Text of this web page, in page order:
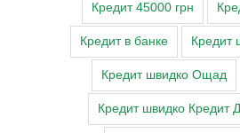
Кредит 45000 грн
Кредит в банке Кредит
Кредит швидко Ощад
Кредит швидко Кредит